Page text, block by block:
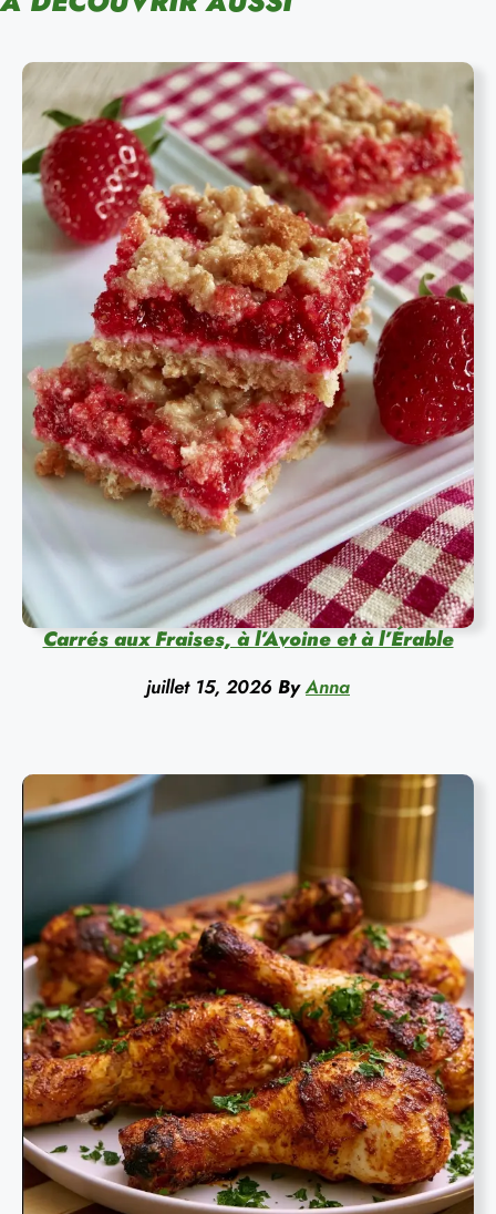
Carrés aux Fraises, à l’Avoine et à l’Érable
juillet 15, 2026 By Anna